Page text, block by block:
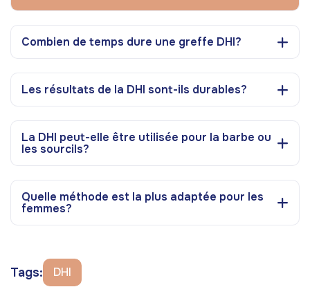
Combien de temps dure une greffe DHI?
Les résultats de la DHI sont-ils durables?
La DHI peut-elle être utilisée pour la barbe ou
les sourcils?
Quelle méthode est la plus adaptée pour les
femmes?
Tags: DHI